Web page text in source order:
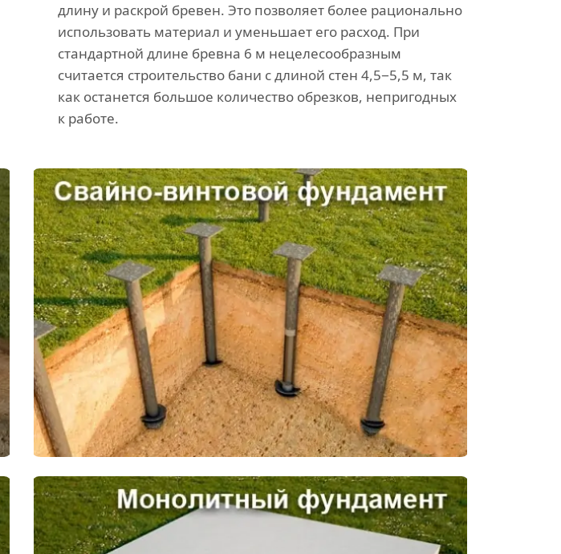
длину и раскрой бревен. Это позволяет более рационально
использовать материал и уменьшает его расход. При
стандартной длине бревна 6 м нецелесообразным
считается строительство бани с длиной стен 4,5−5,5 м, так
как останется большое количество обрезков, непригодных
к работе.